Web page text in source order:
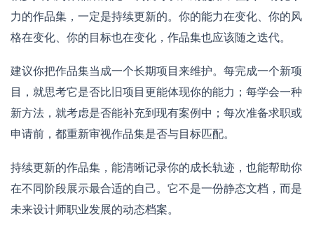
力的作品集，一定是持续更新的。你的能力在变化、你的风
格在变化、你的目标也在变化，作品集也应该随之迭代。
建议你把作品集当成一个长期项目来维护。每完成一个新项
目，就思考它是否比旧项目更能体现你的能力；每学会一种
新方法，就考虑是否能补充到现有案例中；每次准备求职或
申请前，都重新审视作品集是否与目标匹配。
持续更新的作品集，能清晰记录你的成长轨迹，也能帮助你
在不同阶段展示最合适的自己。它不是一份静态文档，而是
未来设计师职业发展的动态档案。